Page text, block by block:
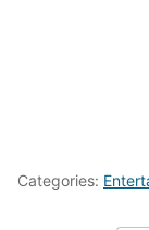
Categories: